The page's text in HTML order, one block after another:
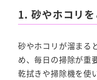
1. 砂やホコリ
砂やホコリが溜まる
め、毎日の掃除が重
乾拭きや掃除機を使